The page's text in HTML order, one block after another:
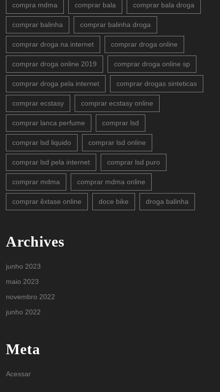
compra mdma comprar bala comprar bala droga
comprar balinha comprar balinha droga
comprar droga na internet comprar droga online
comprar droga online 2019 comprar droga online sp
comprar droga pela internet comprar drogas sinteticas
comprar ecstasy comprar ecstasy online
comprar lanca perfume comprar lsd
comprar lsd liquido comprar lsd online
comprar lsd pela internet comprar lsd puro
comprar mdma comprar mdma online
comprar êxtase online doce bike droga balinha
Archives
junho 2023
maio 2023
novembro 2022
junho 2022
Meta
Acessar